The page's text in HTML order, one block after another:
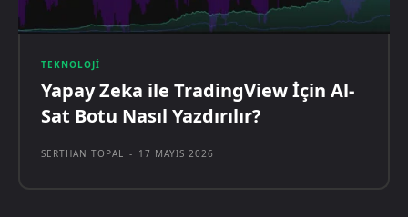
TEKNOLOJI
Yapay Zeka ile TradingView İçin Al-
Sat Botu Nasıl Yazdırılır?
SERTHAN TOPAL - 17 MAYIS 2026